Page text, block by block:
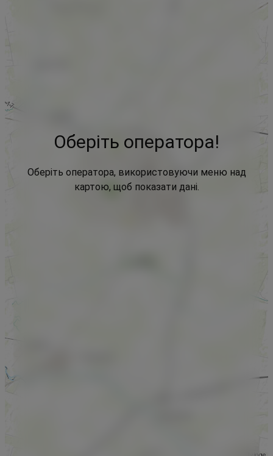
Оберіть оператора!
Оберіть оператора, використовуючи меню над
картою, щоб показати дані.